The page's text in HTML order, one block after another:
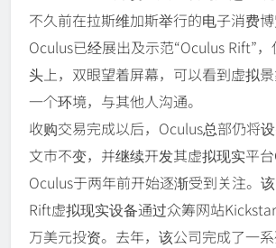
不久前在拉斯维加斯举行的电子消费博
Oculus已经展出及示范“Oculus Rift”
头上，双眼望着屏幕，可以看到虚拟
一个环境，与其他人沟通。
收购交易完成以后，Oculus总部仍将
文市不变，并继续开发其虚拟现实平台
Oculus于两年前开始逐渐受到关注。
Rift虚拟现实设备通过众筹网站
万美元投资。去年，该公司完成了一